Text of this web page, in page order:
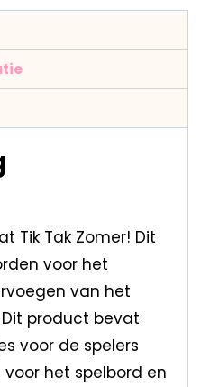
Tik Tak Zomer! Dit
voor het
van het
product bevat
voor de spelers
het spelbord en